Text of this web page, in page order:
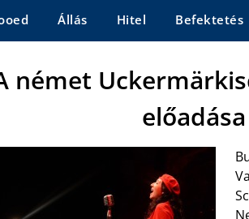
Állás Hitel Befektetés
német